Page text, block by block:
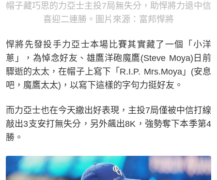
帽子藏巧思的力亞士主投7局無失分，助悍將力退中信
喜迎二連勝。圖片來源：富邦悍將
悍將先發投手力亞士本場比賽其實藏了一個「小洋
蔥」，為悼念好友、雄鷹洋砲魔鷹(Steve Moya)日前
驟逝的太太，在帽子上寫下「R.I.P. Mrs.Moya」(安息
吧，魔鷹太太)，以寫下這樣的字句力挺好友。
而力亞士也在今天繳出好表現，主投7局僅被中信打線
敲出3支安打無失分，另外飆出8K，強勢奪下本季第4
勝。